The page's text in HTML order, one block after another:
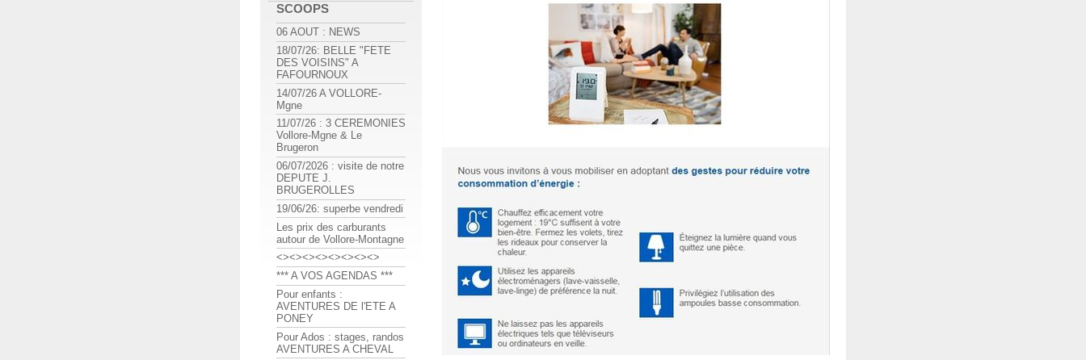
SCOOPS
06 AOUT : NEWS
18/07/26: BELLE "FETE
DES VOISINS" A
FAFOURNOUX
14/07/26 A VOLLORE-
Mgne
11/07/26 : 3 CEREMONIES
Vollore-Mgne & Le
Brugeron
06/07/2026 : visite de notre
DEPUTE J.
BRUGEROLLES
19/06/26: superbe vendredi
Les prix des carburants
autour de Vollore-Montagne
<><><><><><><><>
*** A VOS AGENDAS ***
Pour enfants :
AVENTURES DE l'ETE A
PONEY
Pour Ados : stages, randos
AVENTURES A CHEVAL